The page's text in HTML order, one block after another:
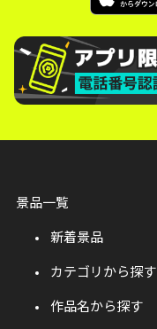
景品一覧
新着景品
カテゴリから探す
作品名から探す